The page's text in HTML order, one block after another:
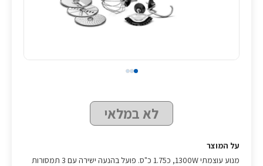
לא במלאי
על המוצר
מנוע עוצמתי 1300W, כ1.75 כ"ס. פועל בהנעה ישירה עם 3 תמסורות